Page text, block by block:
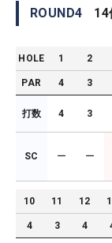
ROUND4 14
HOLE 1 2
PAR 4 3
打数 4 3
SC ー ー
10 11 12
4 3 4